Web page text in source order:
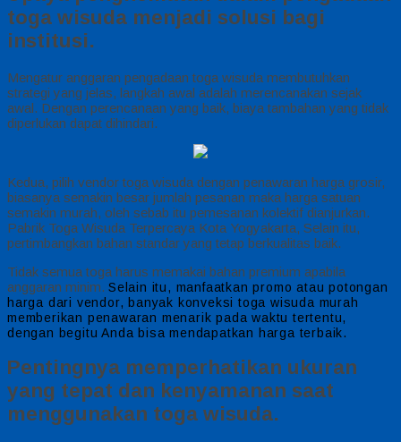
toga wisuda menjadi solusi bagi
institusi.
Mengatur anggaran pengadaan toga wisuda membutuhkan
strategi yang jelas, langkah awal adalah merencanakan sejak
awal. Dengan perencanaan yang baik, biaya tambahan yang tidak
diperlukan dapat dihindari.
Kedua, pilih vendor toga wisuda dengan penawaran harga grosir,
biasanya semakin besar jumlah pesanan maka harga satuan
semakin murah, oleh sebab itu pemesanan kolektif dianjurkan.
Pabrik Toga Wisuda Terpercaya Kota Yogyakarta, Selain itu,
pertimbangkan bahan standar yang tetap berkualitas baik.
Tidak semua toga harus memakai bahan premium apabila
anggaran minim. Selain itu, manfaatkan promo atau potongan
harga dari vendor, banyak konveksi toga wisuda murah
memberikan penawaran menarik pada waktu tertentu,
dengan begitu Anda bisa mendapatkan harga terbaik.
Pentingnya memperhatikan ukuran
yang tepat dan kenyamanan saat
menggunakan toga wisuda.